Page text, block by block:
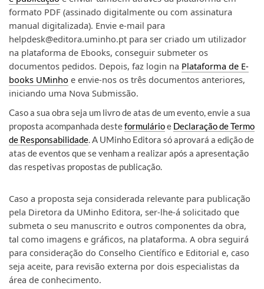
formato PDF (assinado digitalmente ou com assinatura
manual digitalizada). Envie e-mail para
helpdesk@editora.uminho.pt para ser criado um utilizador
na plataforma de Ebooks, conseguir submeter os
documentos pedidos. Depois, faz login na Plataforma de E-
books UMinho e envie-nos os três documentos anteriores,
iniciando uma Nova Submissão.
Caso a sua obra seja um livro de atas de um evento, envie a sua
proposta acompanhada desteformulárioe Declaração de Termo
de Responsabilidade. A UMinho Editora só aprovará a edição de
atas de eventos que se venham a realizar após a apresentação
das respetivas propostas de publicação.
Caso a proposta seja considerada relevante para publicação
pela Diretora da UMinho Editora, ser-lhe-á solicitado que
submeta o seu manuscrito e outros componentes da obra,
tal como imagens e gráficos, na plataforma. A obra seguirá
para consideração do Conselho Científico e Editorial e, caso
seja aceite, para revisão externa por dois especialistas da
área de conhecimento.